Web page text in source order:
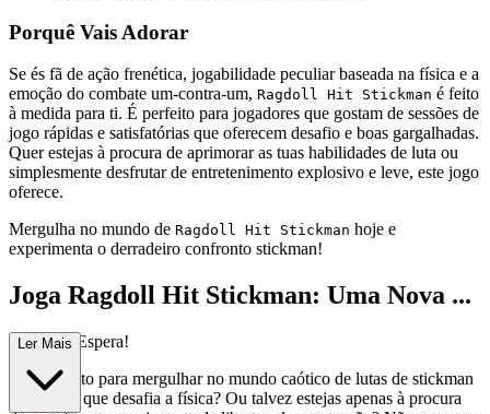
Porquê Vais Adorar
Se és fã de ação frenética, jogabilidade peculiar baseada na física e a
emoção do combate um-contra-um, Ragdoll Hit Stickman é feito
à medida para ti. É perfeito para jogadores que gostam de sessões de
jogo rápidas e satisfatórias que oferecem desafio e boas gargalhadas.
Quer estejas à procura de aprimorar as tuas habilidades de luta ou
simplesmente desfrutar de entretenimento explosivo e leve, este jogo
oferece.
Mergulha no mundo de Ragdoll Hit Stickman hoje e
experimenta o derradeiro confronto stickman!
Joga Ragdoll Hit Stickman: Uma Nova ...
Aventura Espera!
Estás pronto para mergulhar no mundo caótico de lutas de stickman
e combate que desafia a física? Ou talvez estejas apenas à procura
Ler Mais